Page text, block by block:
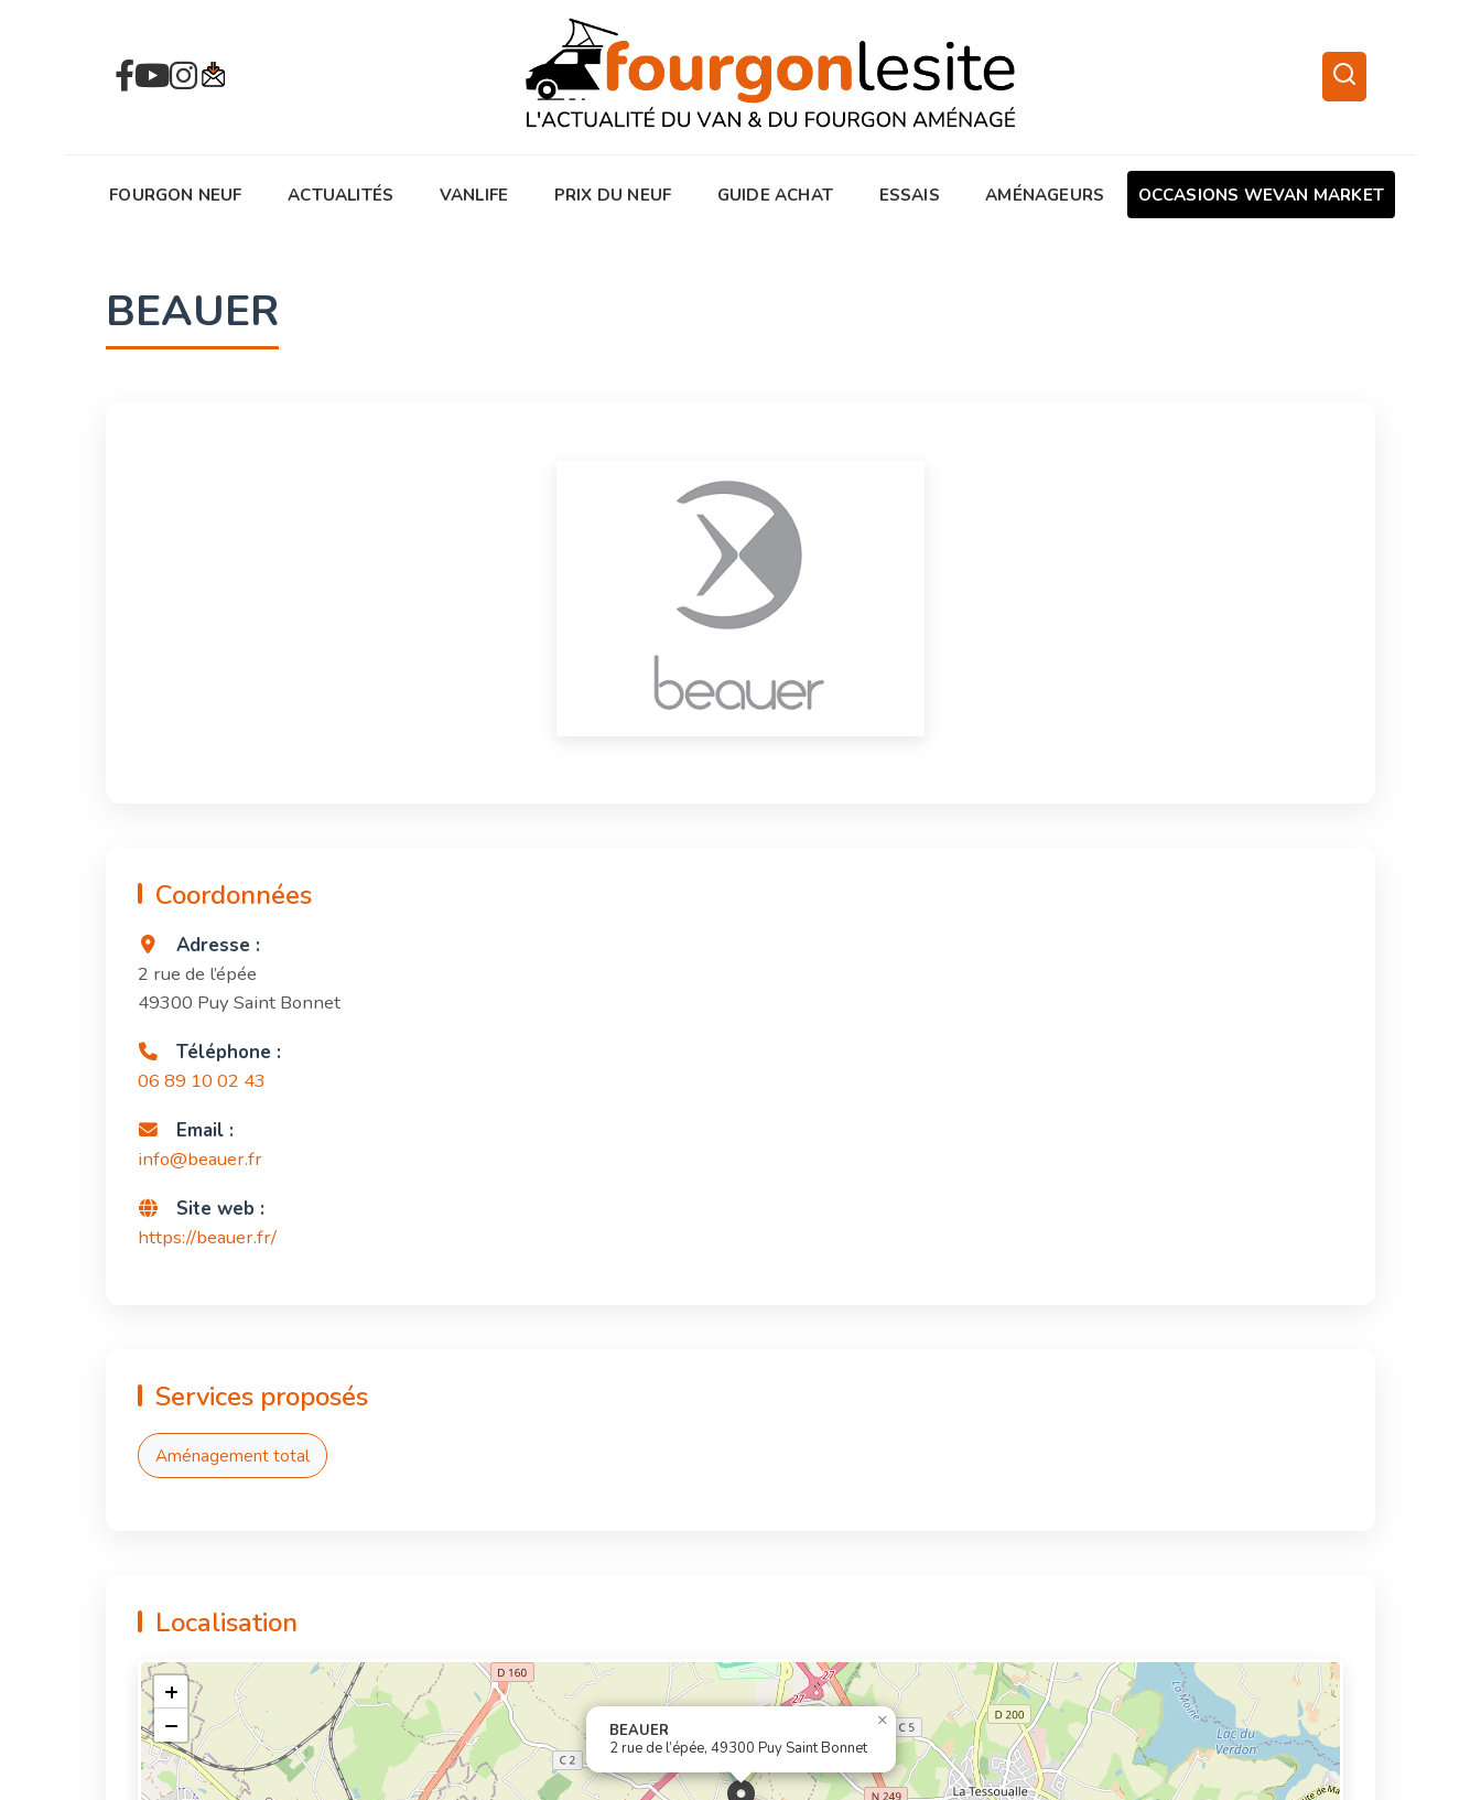
FOURGON NEUF ACTUALITÉS VANLIFE PRIX DU NEUF GUIDE ACHAT ESSAIS AMÉNAGEURS OCCASIONS WEVAN MARKET
BEAUER
Coordonnées
Adresse :
2 rue de l’épée
49300 Puy Saint Bonnet
Téléphone :
06 89 10 02 43
Email :
info@beauer.fr
Site web :
https://beauer.fr/
Services proposés
Aménagement total
Localisation
BEAUER
2 rue de l’épée, 49300 Puy Saint Bonnet
×
+
−